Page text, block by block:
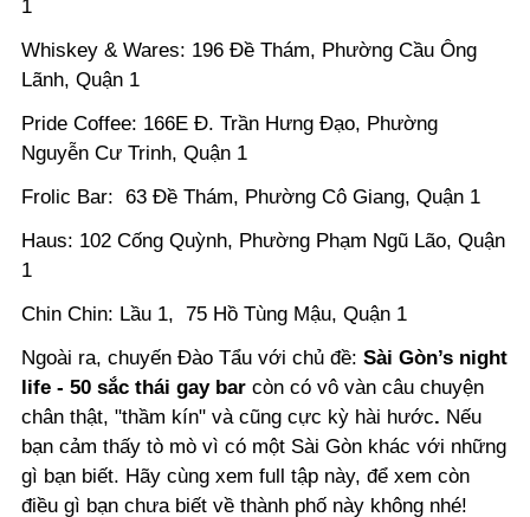
1
Whiskey & Wares: 196 Đề Thám, Phường Cầu Ông
Lãnh, Quận 1
Pride Coffee: 166E Đ. Trần Hưng Đạo, Phường
Nguyễn Cư Trinh, Quận 1
Frolic Bar: 63 Đề Thám, Phường Cô Giang, Quận 1
Haus: 102 Cống Quỳnh, Phường Phạm Ngũ Lão, Quận
1
Chin Chin: Lầu 1, 75 Hồ Tùng Mậu, Quận 1
Ngoài ra, chuyến Đào Tẩu với chủ đề: Sài Gòn’s night
life - 50 sắc thái gay bar còn có vô vàn câu chuyện
chân thật, "thầm kín" và cũng cực kỳ hài hước. Nếu
bạn cảm thấy tò mò vì có một Sài Gòn khác với những
gì bạn biết. Hãy cùng xem full tập này, để xem còn
điều gì bạn chưa biết về thành phố này không nhé!